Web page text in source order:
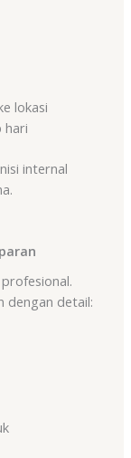
lokasi
hari
internal
dengan detail: